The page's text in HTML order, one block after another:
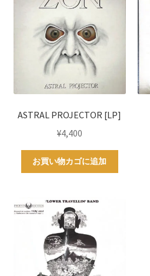
ASTRAL PROJECTOR [LP]
¥4,400
お買い物カゴに追加